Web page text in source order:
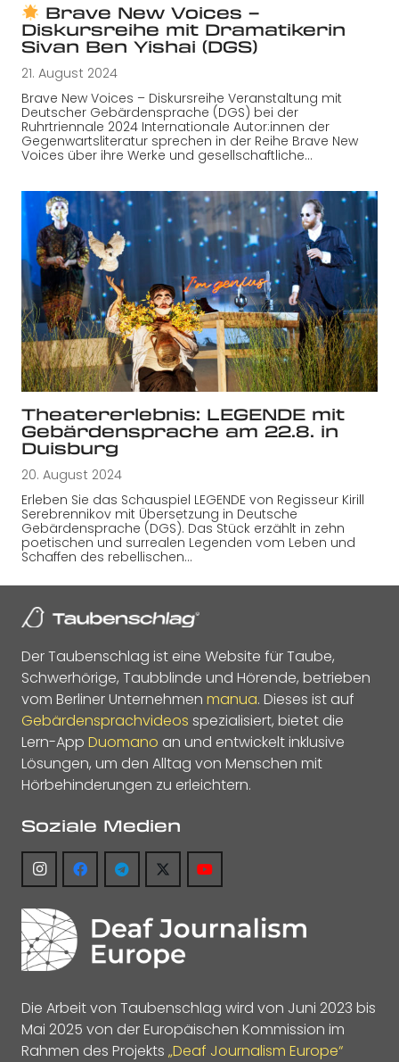
Brave New Voices –
Diskursreihe mit Dramatikerin
Sivan Ben Yishai (DGS)
21. August 2024
Brave New Voices – Diskursreihe Veranstaltung mit
Deutscher Gebärdensprache (DGS) bei der
Ruhrtriennale 2024 Internationale Autor:innen der
Gegenwartsliteratur sprechen in der Reihe Brave New
Voices über ihre Werke und gesellschaftliche…
Theatererlebnis: LEGENDE mit
Gebärdensprache am 22.8. in
Duisburg
20. August 2024
Erleben Sie das Schauspiel LEGENDE von Regisseur Kirill
Serebrennikov mit Übersetzung in Deutsche
Gebärdensprache (DGS). Das Stück erzählt in zehn
poetischen und surrealen Legenden vom Leben und
Schaffen des rebellischen…
Der Taubenschlag ist eine Website für Taube,
Schwerhörige, Taubblinde und Hörende, betrieben
vom Berliner Unternehmen manua. Dieses ist auf
Gebärdensprachvideos spezialisiert, bietet die
Lern-App Duomano an und entwickelt inklusive
Lösungen, um den Alltag von Menschen mit
Hörbehinderungen zu erleichtern.
Soziale Medien
Die Arbeit von Taubenschlag wird von Juni 2023 bis
Mai 2025 von der Europäischen Kommission im
Rahmen des Projekts „Deaf Journalism Europe“